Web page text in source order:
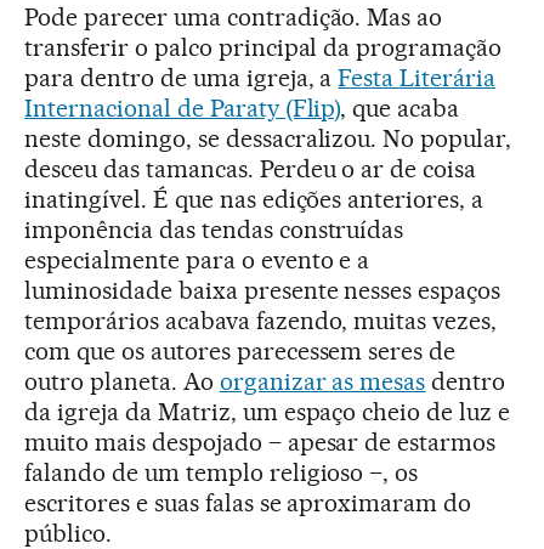
Pode parecer uma contradição. Mas ao
transferir o palco principal da programação
para dentro de uma igreja, aFesta Literária
Internacional de Paraty (Flip), que acaba
neste domingo, se dessacralizou. No popular,
desceu das tamancas. Perdeu o ar de coisa
inatingível. É que nas edições anteriores, a
imponência das tendas construídas
especialmente para o evento e a
luminosidade baixa presente nesses espaços
temporários acabava fazendo, muitas vezes,
com que os autores parecessem seres de
outro planeta. Ao organizar as mesas dentro
da igreja da Matriz, um espaço cheio de luz e
muito mais despojado – apesar de estarmos
falando de um templo religioso –, os
escritores e suas falas se aproximaram do
público.